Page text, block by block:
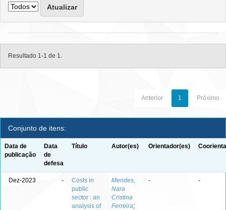
Resultado 1-1 de 1.
Anterior 1 Próximo
Conjunto de itens:
Data de
publicação
Data
de
defesa
Título Autor(es) Orientador(es)
Dez-2023 -
Costs in
public
sector : an
analysis of
Mendes,
Nara
Cristina
Ferreira;
- -